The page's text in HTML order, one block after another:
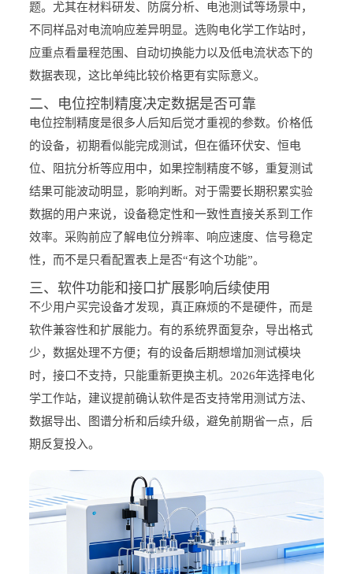
题。尤其在材料研发、防腐分析、电池测试等场景中，
不同样品对电流响应差异明显。选购电化学工作站时，
应重点看量程范围、自动切换能力以及低电流状态下的
数据表现，这比单纯比较价格更有实际意义。
二、电位控制精度决定数据是否可靠
电位控制精度是很多人后知后觉才重视的参数。价格低
的设备，初期看似能完成测试，但在循环伏安、恒电
位、阻抗分析等应用中，如果控制精度不够，重复测试
结果可能波动明显，影响判断。对于需要长期积累实验
数据的用户来说，设备稳定性和一致性直接关系到工作
效率。采购前应了解电位分辨率、响应速度、信号稳定
性，而不是只看配置表上是否“有这个功能”。
三、软件功能和接口扩展影响后续使用
不少用户买完设备才发现，真正麻烦的不是硬件，而是
软件兼容性和扩展能力。有的系统界面复杂，导出格式
少，数据处理不方便；有的设备后期想增加测试模块
时，接口不支持，只能重新更换主机。2026年选择电化
学工作站，建议提前确认软件是否支持常用测试方法、
数据导出、图谱分析和后续升级，避免前期省一点，后
期反复投入。